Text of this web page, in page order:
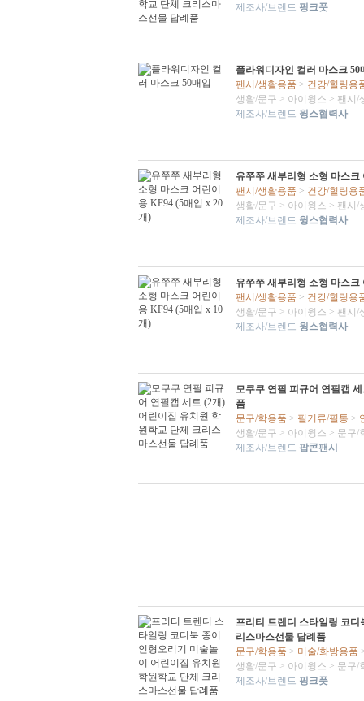
제조사/브렌드 핑크풋
플라워디자인 컬러 마스크 50
팬시/생활용품 > 건강/힐링용
생활/문구 > 아이윙스 > 팬시/
제조사/브렌드 윙스협력사
유쭈쭈 새부리형 소형 마스크
팬시/생활용품 > 건강/힐링용
생활/문구 > 아이윙스 > 팬시/
제조사/브렌드 윙스협력사
유쭈쭈 새부리형 소형 마스크
팬시/생활용품 > 건강/힐링용
생활/문구 > 아이윙스 > 팬시/
제조사/브렌드 윙스협력사
모쿠쿠 연필 피규어 연필캡
품
문구/학용품 > 필기류/필통 >
생활/문구 > 아이윙스 > 문구/
제조사/브렌드 팝콘팬시
프리티 트렌디 스타일링 코
리스마스선물 답례품
문구/학용품 > 미술/화방용품
생활/문구 > 아이윙스 > 문구/
제조사/브렌드 핑크풋